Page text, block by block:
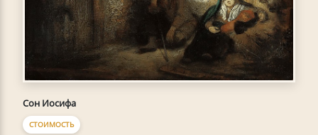
Сон Иосифа
СТОИМОСТЬ